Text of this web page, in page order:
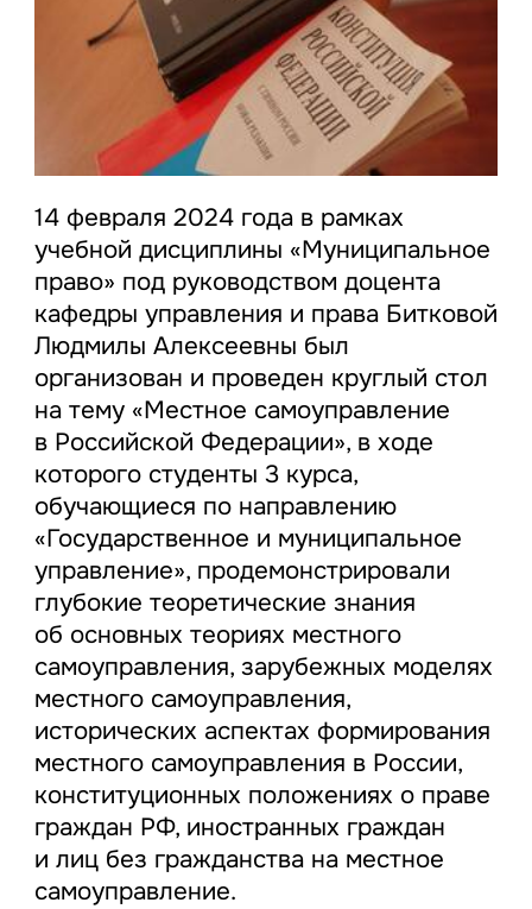
14 февраля 2024 года в рамках
учебной дисциплины «Муниципальное
право» под руководством доцента
кафедры управления и права Битковой
Людмилы Алексеевны был
организован и проведен круглый стол
на тему «Местное самоуправление
в Российской Федерации», в ходе
которого студенты 3 курса,
обучающиеся по направлению
«Государственное и муниципальное
управление», продемонстрировали
глубокие теоретические знания
об основных теориях местного
самоуправления, зарубежных моделях
местного самоуправления,
исторических аспектах формирования
местного самоуправления в России,
конституционных положениях о праве
граждан РФ, иностранных граждан
и лиц без гражданства на местное
самоуправление.